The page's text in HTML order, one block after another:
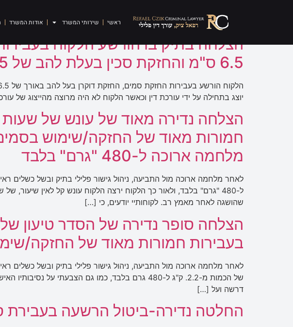
ראשי שירותי המשרד אודות המשרד תגית:החזקת סמים
הצלחה בתיק בו הורשע הלקוח
6.5 ס"מ והחזקת סכין בעלת להב של 11.5 ס"מ – אותם החזיק ברכבו
יוצג בתחילה על ידי עורכת דין וכאשר הלקוח לא היה מרוצה מהייצוג
הצלחה נדירה מאוד של עונש של
מלחמה ארוכה ל-480 "גרם" בלבד
ל-480 "גרם" בלבד, ולאור כך הלקוח ירצה הלקוח עונש קל לאין
שהושגה לאחר מאמץ רב. לקוחותיי יודעים, כי […]
הצלחה סופר נדירה של הסדר טיעון
בעבירות חמורות מאוד של החזקה/שימוש
לאחר מלחמה ארוכה מול התביעה, ניהול גישור פלילי בתיק ובשל כשלים
של הכמות מ-2.2. ק"ג ל-480 גרם בלבד, כמו גם
דרשה ועל […]
החלטה נדירה-ביטול הרשעה בעבירת